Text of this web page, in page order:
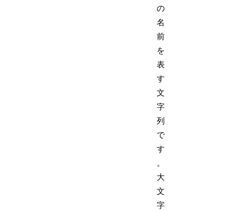
の
名
前
を
表
す
文
字
列
で
す
。
大
文
字